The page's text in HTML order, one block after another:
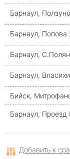
Барнаул,
Барнаул, Попова
Барнаул,
Барнаул,
Бийск,
Барнаул,
Добавить к